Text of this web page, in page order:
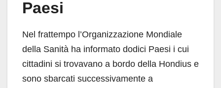
Paesi
Nel frattempo l’Organizzazione Mondiale
della Sanità ha informato dodici Paesi i cui
cittadini si trovavano a bordo della Hondius e
sono sbarcati successivamente a